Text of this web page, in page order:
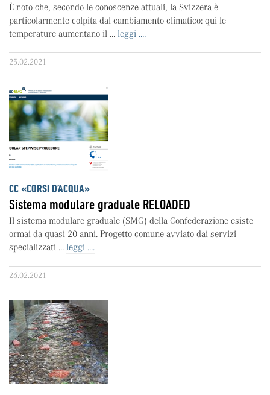
È noto che, secondo le conoscenze attuali, la Svizzera è
particolarmente colpita dal cambiamento climatico: qui le
temperature aumentano il ... leggi ....
25.02.2021
CC «CORSI D’ACQUA»
Sistema modulare graduale RELOADED
Il sistema modulare graduale (SMG) della Confederazione esiste
ormai da quasi 20 anni. Progetto comune avviato dai servizi
specializzati ... leggi ....
26.02.2021